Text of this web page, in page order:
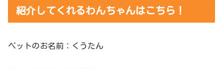
紹介してくれるわんちゃんはこちら！
ペットのお名前：くうたん